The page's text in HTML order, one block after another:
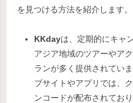
を見つける方法を紹介します。
KKdayは、定期的にキャ
アジア地域のツアーやア
ランが多く提供されてい
ブサイトやアプリでは、
ンコードが配布されてお